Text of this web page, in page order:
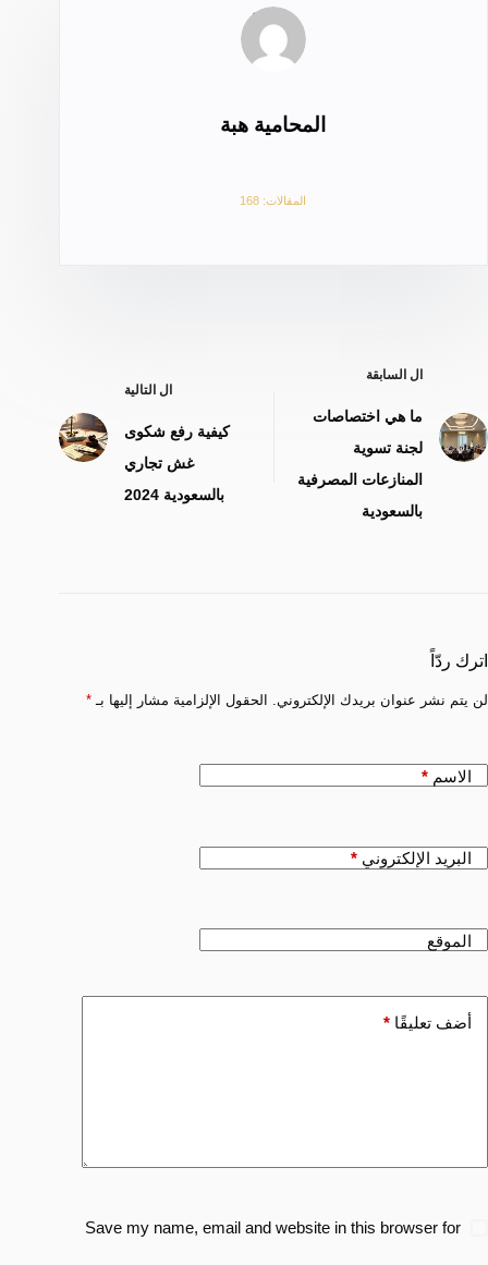
المحامية هبة
المقالات: 168
ال السابقة
ما هي اختصاصات
لجنة تسوية
المنازعات المصرفية
بالسعودية
ال التالية
كيفية رفع شكوى
غش تجاري
بالسعودية 2024
اترك ردّاً
لن يتم نشر عنوان بريدك الإلكتروني. الحقول الإلزامية مشار إليها بـ *
الاسم *
البريد الإلكتروني *
الموقع
أضف تعليقًا *
Save my name, email and website in this browser for